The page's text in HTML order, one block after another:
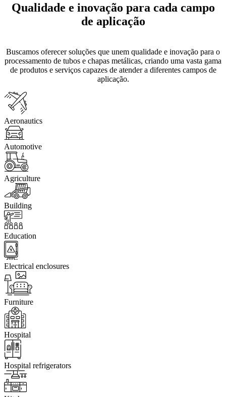
Qualidade e inovação para cada campo
de aplicação
Buscamos oferecer soluções que unem qualidade e inovação para o
processamento de tubos e chapas metálicas, criando uma vasta gama
de produtos e serviços capazes de atender a diferentes campos de
aplicação.
Aeronautics
Automotive
Agriculture
Building
Education
Electrical enclosures
Furniture
Hospital
Hospital refrigerators